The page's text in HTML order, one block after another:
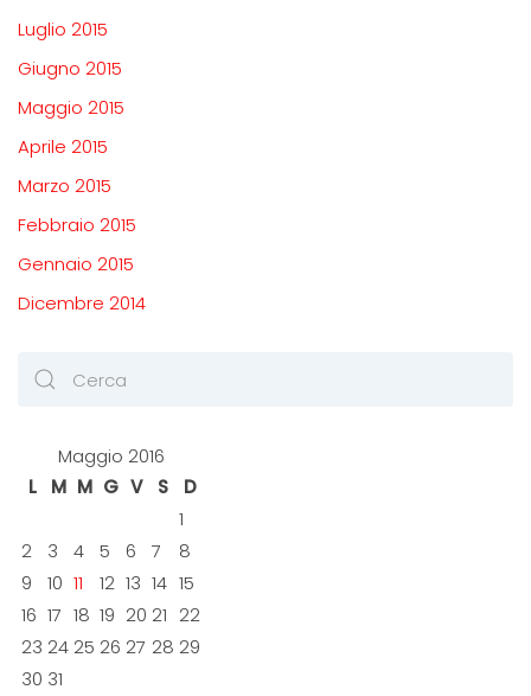
Luglio 2015
Giugno 2015
Maggio 2015
Aprile 2015
Marzo 2015
Febbraio 2015
Gennaio 2015
Dicembre 2014
Maggio 2016
L
M M G V S
D
1
2
3 4 5 6 7
8
9
10 11 12 13 14 15
16 17 18 19 20 21 22
23 24 25 26 27 28 29
30 31